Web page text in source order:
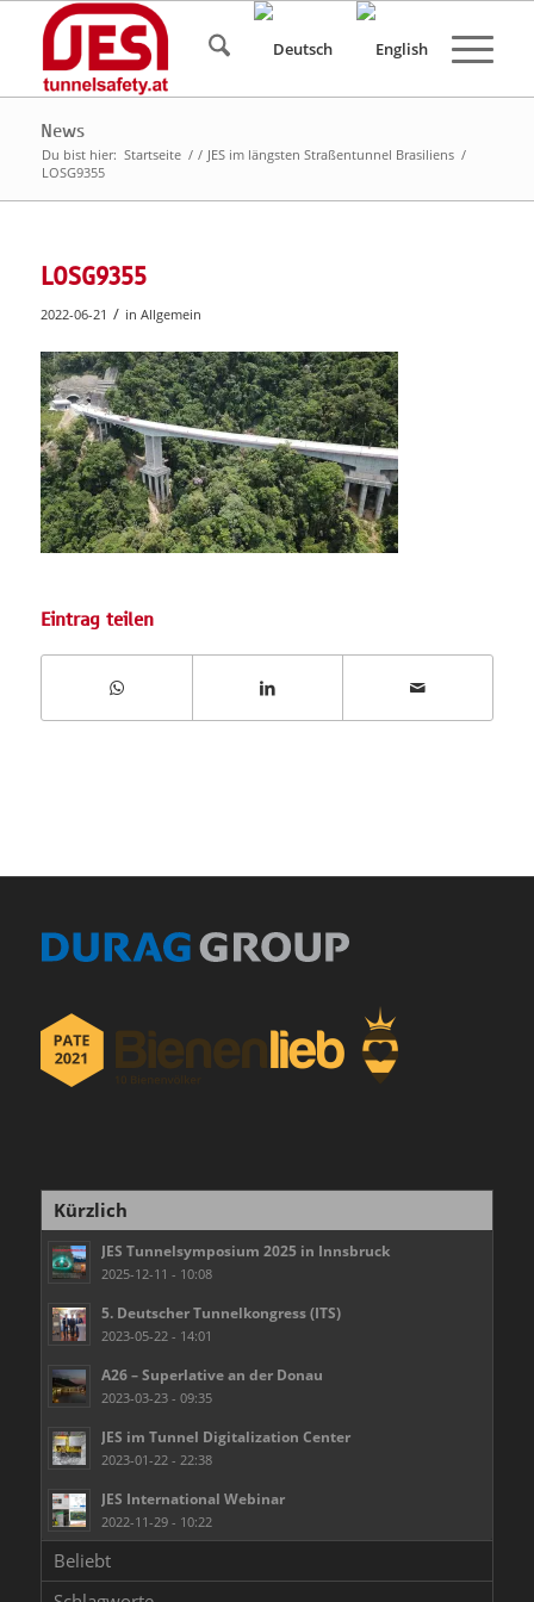
News
Du bist hier: Startseite / / JES im längsten Straßentunnel Brasiliens /
LOSG9355
LOSG9355
2022-06-21 / in Allgemein
Eintrag teilen
Kürzlich
JES Tunnelsymposium 2025 in Innsbruck
2025-12-11 - 10:08
5. Deutscher Tunnelkongress (ITS)
2023-05-22 - 14:01
A26 – Superlative an der Donau
2023-03-23 - 09:35
JES im Tunnel Digitalization Center
2023-01-22 - 22:38
JES International Webinar
2022-11-29 - 10:22
Beliebt